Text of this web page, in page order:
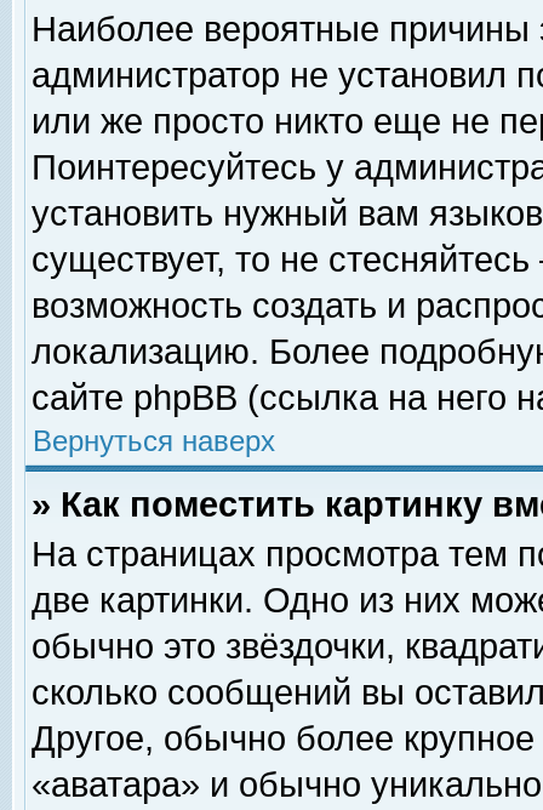
Наиболее вероятные причины
администратор не установил
или же просто никто еще не
Поинтересуйтесь у
установить нужный вам
существует, то не
возможность создать и
локализацию. Более
сайте phpBB (ссылка на него
Вернуться наверх
» Как поместить картинку
На страницах просмотра тем
две картинки. Одно из них
обычно это звёздочки,
сколько сообщений вы
Другое, обычно более
«аватара» и обычно